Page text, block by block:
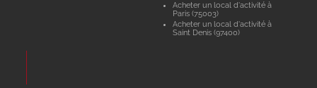
Acheter un local d'activité à
Paris (75003)
Acheter un local d'activité à
Saint Denis (97400)